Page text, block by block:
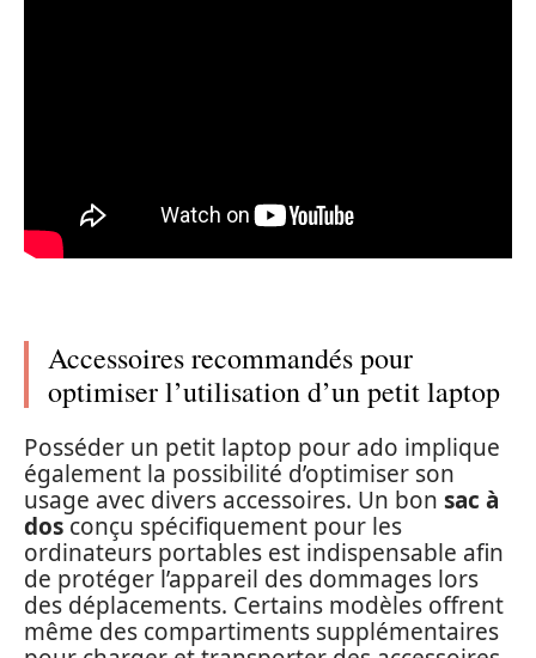
Accessoires recommandés pour
optimiser l’utilisation d’un petit laptop
Posséder un petit laptop pour ado implique
également la possibilité d’optimiser son
usage avec divers accessoires. Un bon sac à
dos conçu spécifiquement pour les
ordinateurs portables est indispensable afin
de protéger l’appareil des dommages lors
des déplacements. Certains modèles offrent
même des compartiments supplémentaires